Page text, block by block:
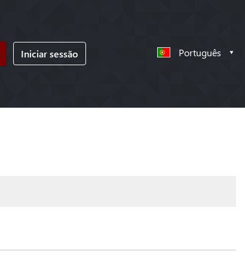
Iniciar sessão Português